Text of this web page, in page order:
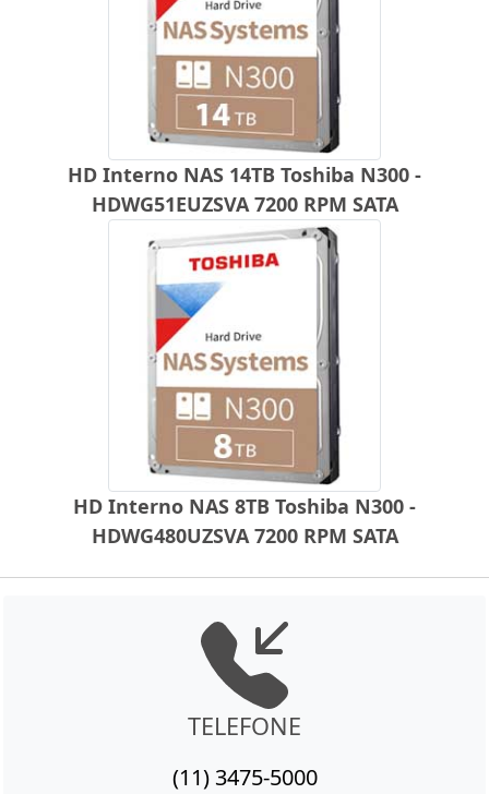
HD Interno NAS 14TB Toshiba N300 -
HDWG51EUZSVA 7200 RPM SATA
HD Interno NAS 8TB Toshiba N300 -
HDWG480UZSVA 7200 RPM SATA
TELEFONE
(11) 3475-5000